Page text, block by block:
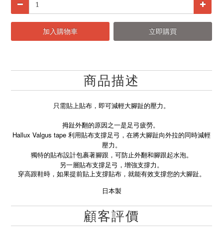
加入購物車 立即購買
商品描述
只需貼上貼布，即可減輕大腳趾的壓力。
拇趾外翻的原因之一是足弓疲勞。
Hallux Valgus tape 利用貼布支撐足弓，在將大腳趾向外拉的同時減輕
壓力。
獨特的貼布設計包裹著腳跟，可防止外翻和腳跟起水泡。
另一層貼布支撐足弓，增強支撐力。
穿高跟鞋時，如果提前貼上支撐貼布，就能有效支撐您的大腳趾。
日本製
顧客評價